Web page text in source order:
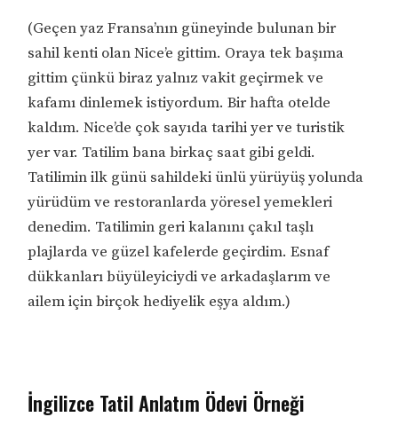
(Geçen yaz Fransa’nın güneyinde bulunan bir
sahil kenti olan Nice’e gittim. Oraya tek başıma
gittim çünkü biraz yalnız vakit geçirmek ve
kafamı dinlemek istiyordum. Bir hafta otelde
kaldım. Nice’de çok sayıda tarihi yer ve turistik
yer var. Tatilim bana birkaç saat gibi geldi.
Tatilimin ilk günü sahildeki ünlü yürüyüş yolunda
yürüdüm ve restoranlarda yöresel yemekleri
denedim. Tatilimin geri kalanını çakıl taşlı
plajlarda ve güzel kafelerde geçirdim. Esnaf
dükkanları büyüleyiciydi ve arkadaşlarım ve
ailem için birçok hediyelik eşya aldım.)
İngilizce Tatil Anlatım Ödevi Örneği